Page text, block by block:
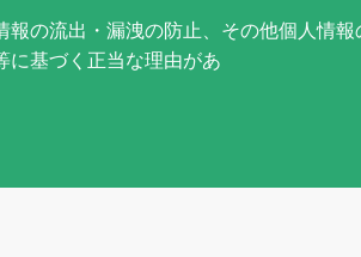
の流出・漏洩の防止、その他個人情
に基づく正当な理由があ